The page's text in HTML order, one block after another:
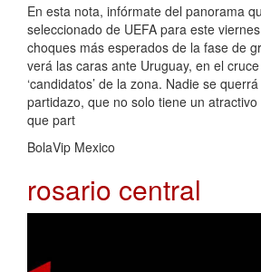
En esta nota, infórmate del panorama
seleccionado de UEFA para este
choques más esperados de la fase de
verá las caras ante Uruguay, en el
‘candidatos’ de la zona. Nadie se
partidazo, que no solo tiene un
que part
BolaVip Mexico
rosario central